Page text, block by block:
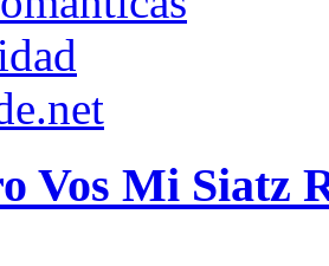
Vos Mi Siatz